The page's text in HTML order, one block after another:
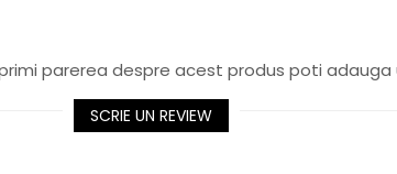
parerea despre acest produs poti adauga
SCRIE UN REVIEW